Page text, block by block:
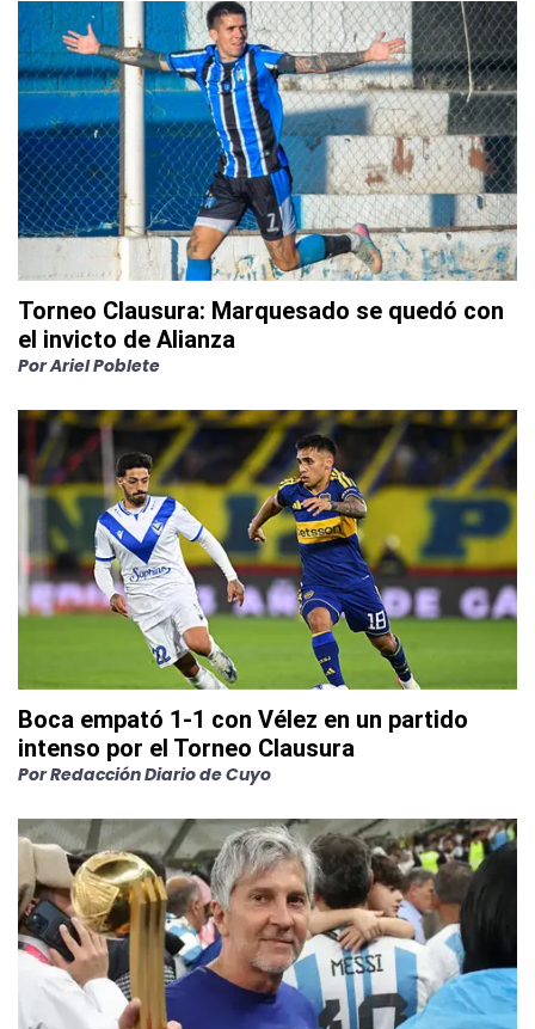
Torneo Clausura: Marquesado se quedó con
el invicto de Alianza
PorAriel Poblete
Boca empató 1-1 con Vélez en un partido
intenso por el Torneo Clausura
PorRedacción Diario de Cuyo